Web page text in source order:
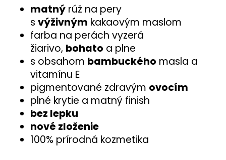
matný rúž na pery
s výživným kakaovým maslom
farba na perách vyzerá
žiarivo, bohato a plne
s obsahom bambuckého masla a
vitamínu E
pigmentované zdravým ovocím
plné krytie a matný finish
bez lepku
nové zloženie
100% prírodná kozmetika